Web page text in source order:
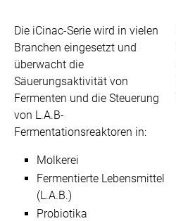
Die iCinac-Serie wird in vielen
Branchen eingesetzt und
überwacht die
Säuerungsaktivität von
Fermenten und die Steuerung
von L.A.B-
Fermentationsreaktoren in:
Molkerei
Fermentierte Lebensmittel
(L.A.B.)
Probiotika